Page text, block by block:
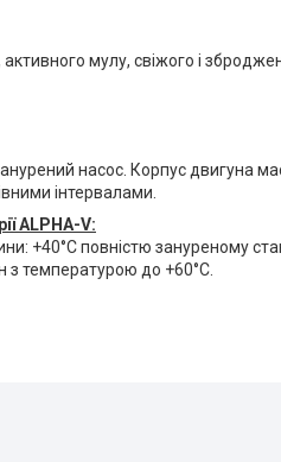
мулу, свіжого і
насос. Корпус двигуна
інтервалами.
ALPHA-V:
+40°C повністю зануреному
з температурою до +60°C.